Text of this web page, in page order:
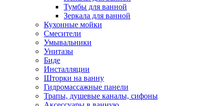
Тумбы для ванной
Зеркала для ванной
Кухонные мойки
Смесители
Умывальники
Унитазы
Биде
Инсталляции
Шторки на ванну
Гидромассажные панели
Трапы, душевые каналы, сифоны